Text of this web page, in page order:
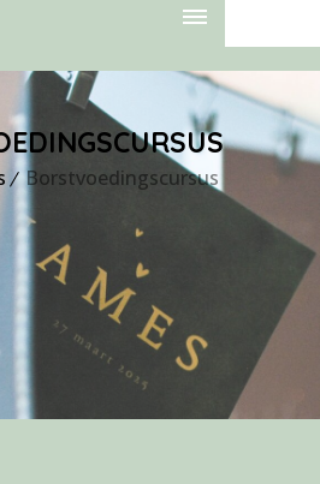
Borstvoedingscursus